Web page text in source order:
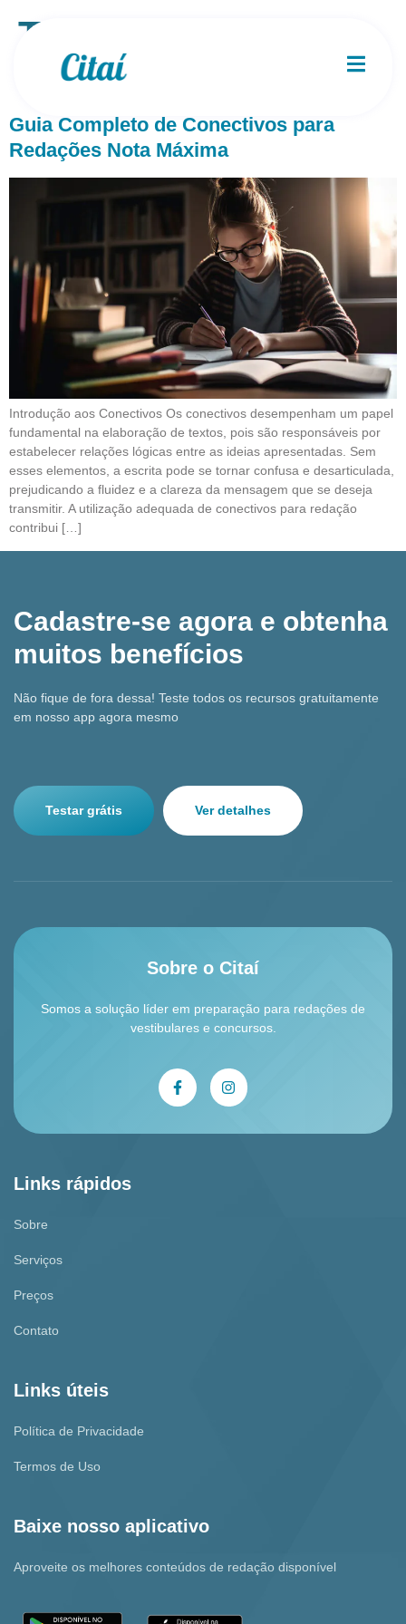
Tag:
mil
Guia Completo de Conectivos para
Redações Nota Máxima
Introdução aos Conectivos Os conectivos desempenham um papel
fundamental na elaboração de textos, pois são responsáveis por
estabelecer relações lógicas entre as ideias apresentadas. Sem
esses elementos, a escrita pode se tornar confusa e desarticulada,
prejudicando a fluidez e a clareza da mensagem que se deseja
transmitir. A utilização adequada de conectivos para redação
contribui […]
Cadastre-se agora e obtenha
muitos benefícios
Não fique de fora dessa! Teste todos os recursos gratuitamente
em nosso app agora mesmo
Testar grátis Ver detalhes
Sobre o Citaí
Somos a solução líder em preparação para redações de
vestibulares e concursos.
Links rápidos
Sobre
Serviços
Preços
Contato
Links úteis
Política de Privacidade
Termos de Uso
Baixe nosso aplicativo
Aproveite os melhores conteúdos de redação disponível